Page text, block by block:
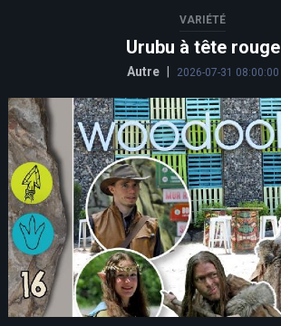
VARIÉTÉ
Urubu à tête rouge
Autre 2026-07-31 08:00:00